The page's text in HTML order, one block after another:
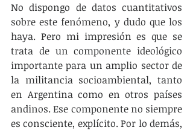
No dispongo de datos cuantitativos
sobre este fenómeno, y dudo que los
haya. Pero mi impresión es que se
trata de un componente ideológico
importante para un amplio sector de
la militancia socioambiental, tanto
en Argentina como en otros países
andinos. Ese componente no siempre
es consciente, explícito. Por lo demás,